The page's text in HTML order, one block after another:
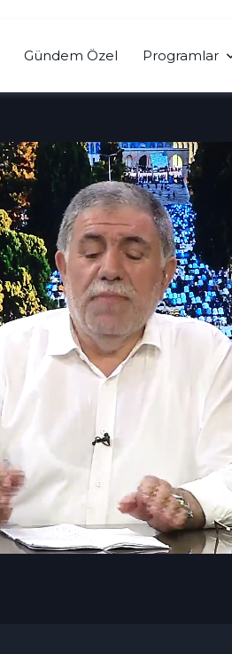
Gündem Özel Programlar